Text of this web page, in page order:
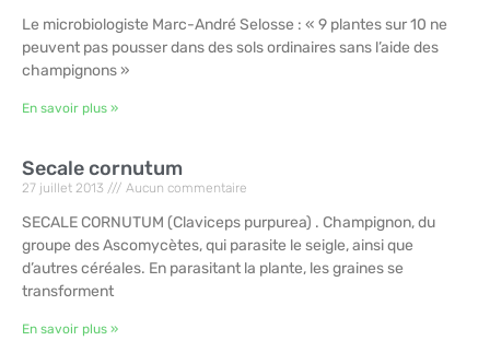
Le microbiologiste Marc-André Selosse : « 9 plantes sur 10 ne
peuvent pas pousser dans des sols ordinaires sans l’aide des
champignons »
En savoir plus »
Secale cornutum
27 juillet 2013 Aucun commentaire
SECALE CORNUTUM (Claviceps purpurea) . Champignon, du
groupe des Ascomycètes, qui parasite le seigle, ainsi que
d’autres céréales. En parasitant la plante, les graines se
transforment
En savoir plus »